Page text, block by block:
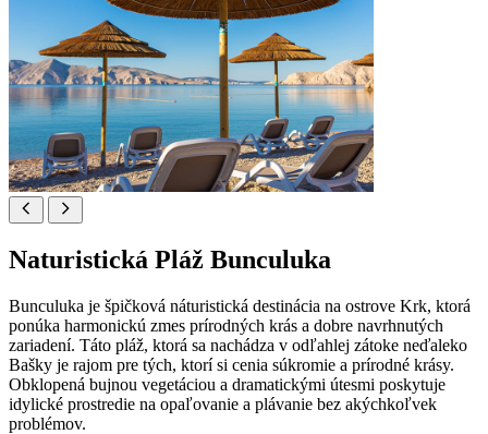
Naturistická Pláž Bunculuka
Bunculuka je špičková náturistická destinácia na ostrove Krk, ktorá
ponúka harmonickú zmes prírodných krás a dobre navrhnutých
zariadení. Táto pláž, ktorá sa nachádza v odľahlej zátoke neďaleko
Bašky je rajom pre tých, ktorí si cenia súkromie a prírodné krásy.
Obklopená bujnou vegetáciou a dramatickými útesmi poskytuje
idylické prostredie na opaľovanie a plávanie bez akýchkoľvek
problémov.